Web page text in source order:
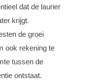
dat de laurier
krijgt.
de groei
ook rekening te
tussen de
ontstaat.